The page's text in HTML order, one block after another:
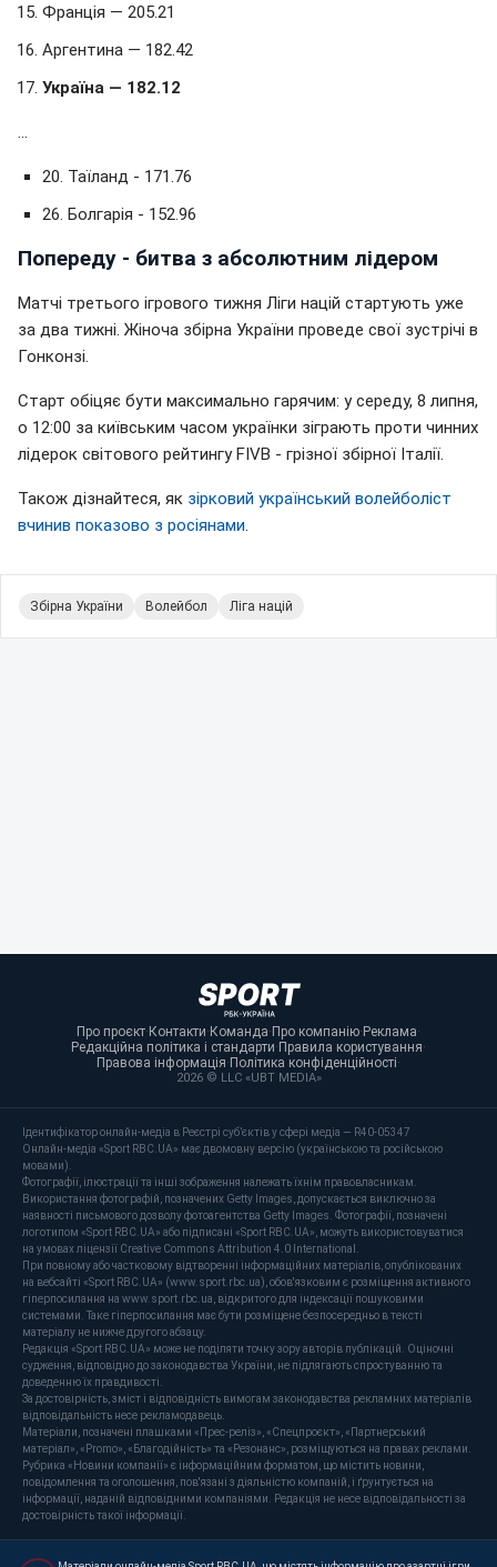
Франція — 205.21
Аргентина — 182.42
Україна — 182.12
20. Таїланд - 171.76
26. Болгарія - 152.96
Попереду - битва з абсолютним лідером
Матчі третього ігрового тижня Ліги націй стартують уже
за два тижні. Жіноча збірна України проведе свої зустрічі в
Гонконзі.
Старт обіцяє бути максимально гарячим: у середу, 8 липня,
о 12:00 за київським часом українки зіграють проти чинних
лідерок світового рейтингу FIVB - грізної збірної Італії.
Також дізнайтеся, як зірковий український волейболіст
вчинив показово з росіянами
Збірна України Волейбол Ліга націй
Про проєкт·Контакти·Команда·Про компанію·Реклама·
Редакційна політика і стандарти·Правила користування·
Правова інформація·Політика конфіденційності·
2026 © LLC «UBT MEDIA»
Ідентифікатор онлайн-медіа в Реєстрі суб’єктів у сфері медіа — R40-05347
Онлайн-медіа «Sport RBC.UA» має двомовну версію (українською та російською
мовами).
Фотографії, ілюстрації та інші зображення належать їхнім правовласникам.
Використання фотографій, позначених Getty Images, допускається виключно за
наявності письмового дозволу фотоагентства Getty Images. Фотографії, позначені
логотипом «Sport RBC.UA» або підписані «Sport RBC.UA», можуть використовуватися
на умовах ліцензії Creative Commons Attribution 4.0 International.
При повному або частковому відтворенні інформаційних матеріалів, опублікованих
на вебсайті «Sport RBC.UA» (www.sport.rbc.ua), обов'язковим є розміщення активного
гіперпосилання на www.sport.rbc.ua, відкритого для індексації пошуковими
системами. Таке гіперпосилання має бути розміщене безпосередньо в тексті
матеріалу не нижче другого абзацу.
Редакція «Sport RBC.UA» може не поділяти точку зору авторів публікацій. Оціночні
судження, відповідно до законодавства України, не підлягають спростуванню та
доведенню їх правдивості.
За достовірність, зміст і відповідність вимогам законодавства рекламних матеріалів
відповідальність несе рекламодавець.
Матеріали, позначені плашками «Прес-реліз», «Спецпроєкт», «Партнерський
матеріал», «Promo», «Благодійність» та «Резонанс», розміщуються на правах реклами.
Рубрика «Новини компанії» є інформаційним форматом, що містить новини,
повідомлення та оголошення, пов'язані з діяльністю компаній, і ґрунтується на
інформації, наданій відповідними компаніями. Редакція не несе відповідальності за
достовірність такої інформації.